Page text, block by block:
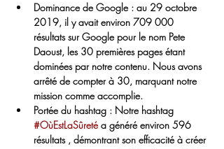
Dominance de Google : au 29 octobre
2019, il y avait environ 709 000
résultats sur Google pour le nom Pete
Daoust, les 30 premières pages étant
dominées par notre contenu. Nous avons
arrêté de compter à 30, marquant notre
mission comme accomplie.
Portée du hashtag : Notre hashtag
#OùEstLaSûreté a généré environ 596
résultats , démontrant son efficacité à créer